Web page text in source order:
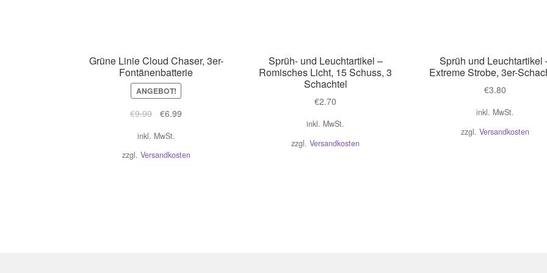
Grüne Linie Cloud Chaser, 3er-
Fontänenbatterie
ANGEBOT!
€9.99
Ursprünglicher
war:
€9.99
€6.99Aktueller
€6.99.
inkl. MwSt.
zzgl. Versandkosten
Sprüh- und Leuchtartikel –
Romisches Licht, 15 Schuss, 3
Schachtel
€2.70
inkl. MwSt.
zzgl.Versandkosten
Sprüh und Leuchtartikel
Extreme Strobe, 3er-
€3.80
inkl. MwSt.
zzgl. Versandkosten